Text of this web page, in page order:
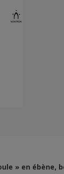
» en ébène,